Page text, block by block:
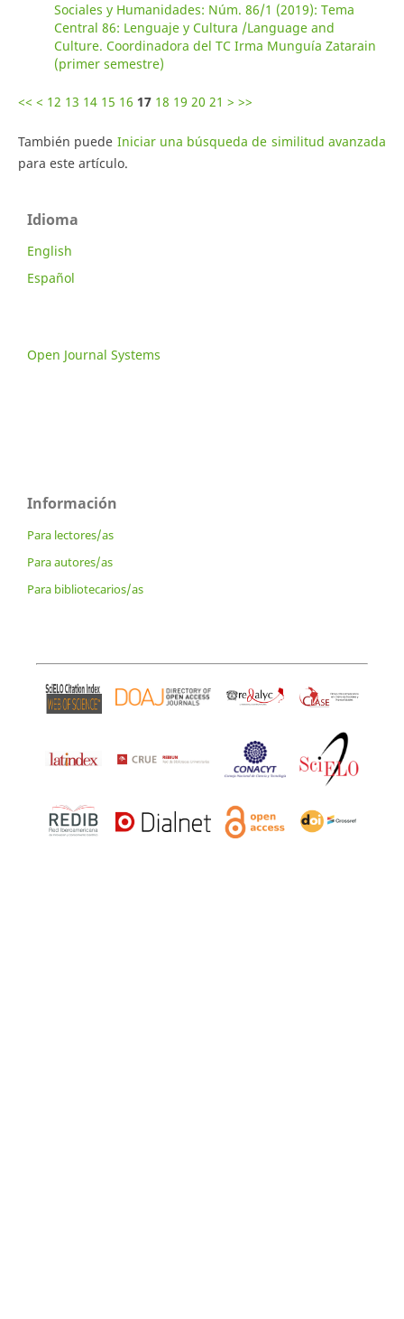
Sociales y Humanidades: Núm. 86/1 (2019): Tema
Central 86: Lenguaje y Cultura /Language and
Culture. Coordinadora del TC Irma Munguía Zatarain
(primer semestre)
<< < 12 13 14 15 16 17 18 19 20 21 > >>
También puede Iniciar una búsqueda de similitud avanzada
para este artículo.
Idioma
English
Español
Open Journal Systems
Información
Para lectores/as
Para autores/as
Para bibliotecarios/as